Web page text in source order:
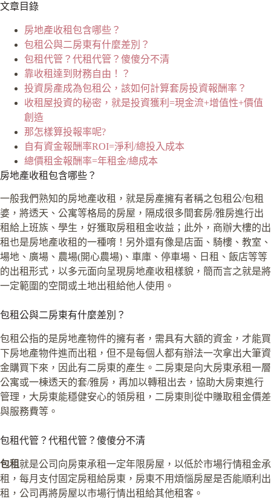
文章目錄
房地產收租包含哪些？
包租公與二房東有什麼差別？
包租代管？代租代管？傻傻分不清
靠收租達到財務自由！？
投資房產成為包租公，該如何計算套房投資報酬率？
收租屋投資的秘密，就是投資獲利=現金流+增值性+價值
創造
那怎樣算投報率呢?
自有資金報酬率ROI=淨利/總投入成本
總價租金報酬率=年租金/總成本
房地產收租包含哪些？
一般我們熟知的房地產收租，就是房產擁有者稱之包租公/包租
婆，將透天、公寓等格局的房屋，隔成很多間套房/雅房進行出
租給上班族、學生，好獲取房租租金收益；此外，商辦大樓的出
租也是房地產收租的一種唷！另外還有像是店面、騎樓、教室、
場地、廣場、農場(開心農場)、車庫、停車場、日租、飯店等等
的出租形式，以多元面向呈現房地產收租樣貌，簡而言之就是將
一定範圍的空間或土地出租給他人使用。
包租公與二房東有什麼差別？
包租公指的是房地產物件的擁有者，需具有大額的資金，才能買
下房地產物件進而出租，但不是每個人都有辦法一次拿出大筆資
金購買下來，因此有二房東的產生。二房東是向大房東承租一層
公寓或一棟透天的套/雅房，再加以轉租出去，協助大房東進行
管理，大房東能穩健安心的領房租，二房東則從中賺取租金價差
與服務費等。
包租代管？代租代管？傻傻分不清
包租就是公司向房東承租一定年限房屋，以低於市場行情租金承
租，每月支付固定房租給房東，房東不用煩惱房屋是否能順利出
租，公司再將房屋以市場行情出租給其他租客。